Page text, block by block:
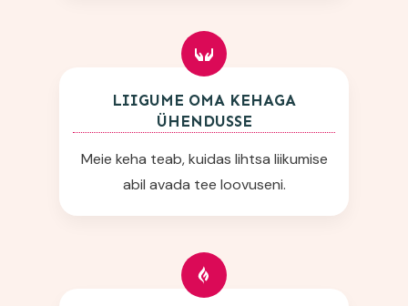
LIIGUME OMA KEHAGA
ÜHENDUSSE
Meie keha teab, kuidas lihtsa liikumise
abil avada tee loovuseni.